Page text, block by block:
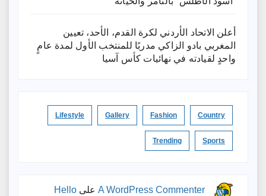
أعلن الاتحاد الأردني لكرة القدم، الأحد، تعيين
المغربي بادو الزاكي مدربًا للمنتخب الأول لمدة عامٍ
واحدٍ لقيادته ​في نهائيات كأس آسيا
Country
Fashion
Gallery
Lifestyle
Sports
Trending
A WordPress Commenter على Hello